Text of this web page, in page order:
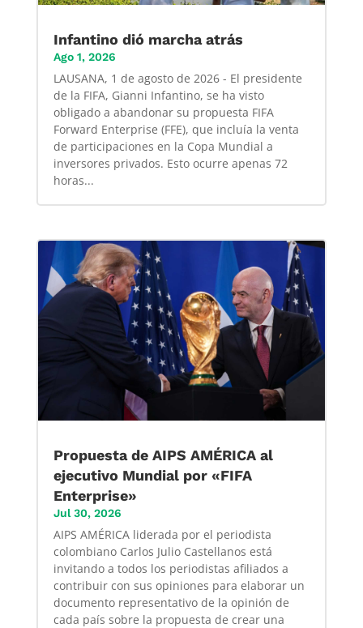
Infantino dió marcha atrás
Ago 1, 2026
LAUSANA, 1 de agosto de 2026 - El presidente
de la FIFA, Gianni Infantino, se ha visto
obligado a abandonar su propuesta FIFA
Forward Enterprise (FFE), que incluía la venta
de participaciones en la Copa Mundial a
inversores privados. Esto ocurre apenas 72
horas...
Propuesta de AIPS AMÉRICA al
ejecutivo Mundial por «FIFA
Enterprise»
Jul 30, 2026
AIPS AMÉRICA liderada por el periodista
colombiano Carlos Julio Castellanos está
invitando a todos los periodistas afiliados a
contribuir con sus opiniones para elaborar un
documento representativo de la opinión de
cada país sobre la propuesta de crear una